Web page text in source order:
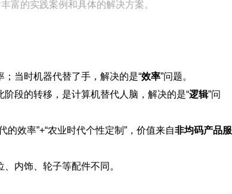
富的实践案例和具体的解决方案。
当时机器代替了手，解决的是“效率”问题。
段的转移，是计算机替代人脑，解决的是“逻辑”问
的效率”+“农业时代个性定制”，价值来自非均码产品服
内饰、轮子等配件不同。